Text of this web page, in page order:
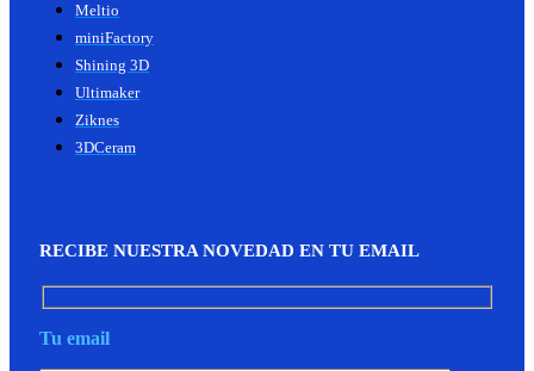
Meltio
miniFactory
Shining 3D
Ultimaker
Ziknes
3DCeram
RECIBE NUESTRA NOVEDAD EN TU EMAIL
Tu email